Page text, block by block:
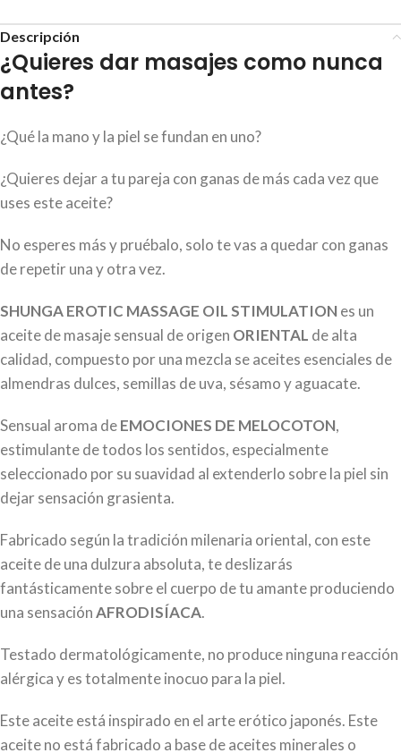
Descripción
¿Quieres dar masajes como nunca
antes?
¿Qué la mano y la piel se fundan en uno?
¿Quieres dejar a tu pareja con ganas de más cada vez que
uses este aceite?
No esperes más y pruébalo, solo te vas a quedar con ganas
de repetir una y otra vez.
SHUNGA EROTIC MASSAGE OIL STIMULATIONes un
aceite de masaje sensual de origen ORIENTAL de alta
calidad, compuesto por una mezcla se aceites esenciales de
almendras dulces, semillas de uva, sésamo y aguacate.
Sensual aroma deEMOCIONES DE MELOCOTON,
estimulante de todos los sentidos, especialmente
seleccionado por su suavidad al extenderlo sobre la piel sin
dejar sensación grasienta.
Fabricado según la tradición milenaria oriental, con este
aceite de una dulzura absoluta, te deslizarás
fantásticamente sobre el cuerpo de tu amante produciendo
una sensaciónAFRODISÍACA.
Testado dermatológicamente, no produce ninguna reacción
alérgica y es totalmente inocuo para la piel.
Este aceite está inspirado en el arte erótico japonés. Este
aceite no está fabricado a base de aceites minerales o